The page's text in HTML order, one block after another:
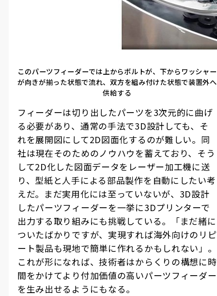
このパーツフィーダーでは上からボルトが、下からワッシャー
が向きが揃った状態で流れ、双方を組み付けた状態で装置外へ
供給する
フィーダーは切り出したパーツを3次元的に曲げ
る必要があり、通常の手法で3D設計しても、そ
れを展開図にして2D図面化するのが難しい。同
社は現在そのためのノウハウを蓄えており、そう
して2D化した図面データをレーザー加工機に送
り、型紙と人手による部品製作を自動にしたい考
えだ。まだ実用化には至っていないが、 3D設計
したパーツフィーダーを一挙に3Dプリンターで
出力する取り組みにも挑戦している。「まだ緒に
ついたばかりですが、実現すれば海外向けのリピ
ート製品も現地で簡単に作れるかもしれない」。
これが形になれば、技術者はからくりの構想に時
間をかけてより付加価値の高いパーツフィーダー
を生み出せるようにもなる。